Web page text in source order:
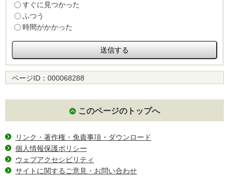
すぐに見つかった
ふつう
時間がかかった
ページID： 000068288
このページのトップへ
リンク・著作権・免責事項・ダウンロード
個人情報保護ポリシー
ウェブアクセシビリティ
サイトに関するご意見・お問い合わせ